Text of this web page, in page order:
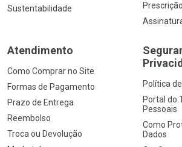
Sustentabilidade
Atendimento
Como Comprar no Site
Formas de Pagamento
Prazo de Entrega
Reembolso
Troca ou Devolução
Política
Portal do
Pessoais
Como
Dados